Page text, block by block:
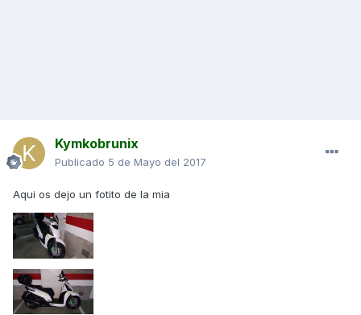
Kymkobrunix
Publicado 5 de Mayo del 2017
Aqui os dejo un fotito de la mia